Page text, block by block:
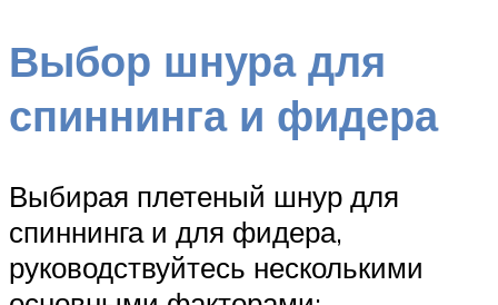
Выбор шнура для
спиннинга и фидера
Выбирая плетеный шнур для
спиннинга и для фидера,
руководствуйтесь несколькими